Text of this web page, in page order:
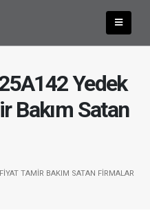
Yedek
Bakım Satan
TAMIR BAKIM SATAN FIRMALAR